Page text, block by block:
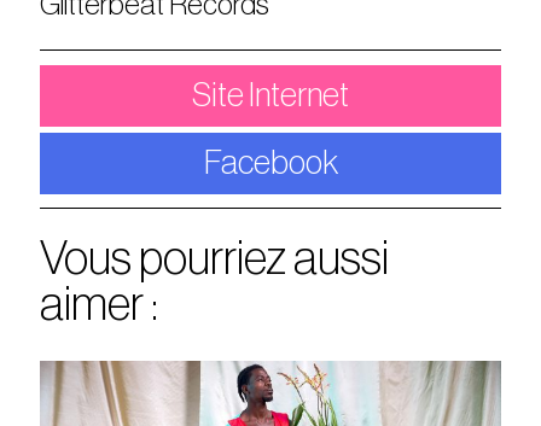
Site Internet
Facebook
Vous pourriez aussi
aimer :